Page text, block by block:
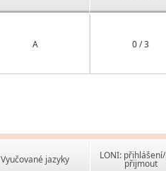
A 0 / 3
Vyučované jazyky LONI:
přijmout